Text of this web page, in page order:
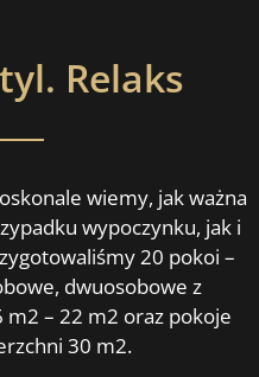
Relaks
wiemy, jak ważna
wypoczynku, jak i
20 pokoi –
dwuosobowe z
– 22 m2 oraz pokoje
30 m2.